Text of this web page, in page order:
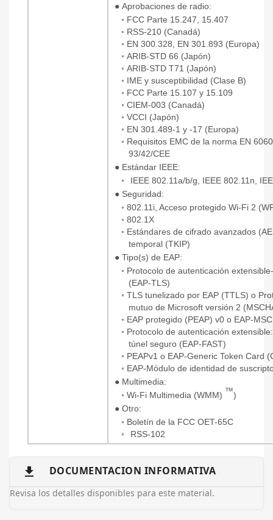
● Aprobaciones de radio:
◦ FCC Parte 15.247, 15.407
◦ RSS-210 (Canadá)
◦ EN 300.328, EN 301.893 (Europa)
◦ ARIB-STD 66 (Japón)
◦ ARIB-STD T71 (Japón)
◦ IME y susceptibilidad (Clase B)
◦ FCC Parte 15.107 y 15.109
◦ CIEM-003 (Canadá)
◦ VCCI (Japón)
◦ EN 301.489-1 y -17 (Europa)
◦ Requisitos EMC de la norma EN
93/42/CEE
● Estándar IEEE:
◦
IEEE 802.11a/b/g, IEEE 802.11n,
● Seguridad:
◦ 802.11i, Acceso protegido Wi-Fi 2
◦ 802.1X
◦ Estándares de cifrado avanzados
temporal (TKIP)
● Tipo(s) de EAP:
◦ Protocolo de autenticación
(EAP-TLS)
◦ TLS tunelizado por EAP (TTLS) o
mutuo de Microsoft versión 2
◦ EAP protegido (PEAP) v0 o EAP-
◦ Protocolo de autenticación
túnel seguro (EAP-FAST)
◦ PEAPv1 o EAP-Generic Token Card
◦ EAP-Módulo de identidad de
● Multimedia:
◦ Wi-Fi Multimedia (WMM) ™)
● Otro:
◦ Boletín de la FCC OET-65C
◦
RSS-102
 DOCUMENTACION INFORMATIVA
Revisa los detalles disponibles para este material.